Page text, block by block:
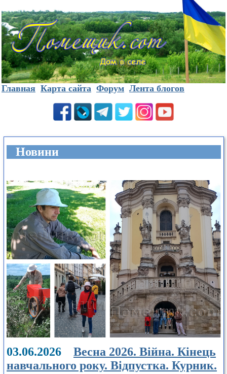
Главная Карта сайта Форум Лента блогов
Новини
03.06.2026 Весна 2026. Війна. Кінець
навчального року. Відпустка. Курник.